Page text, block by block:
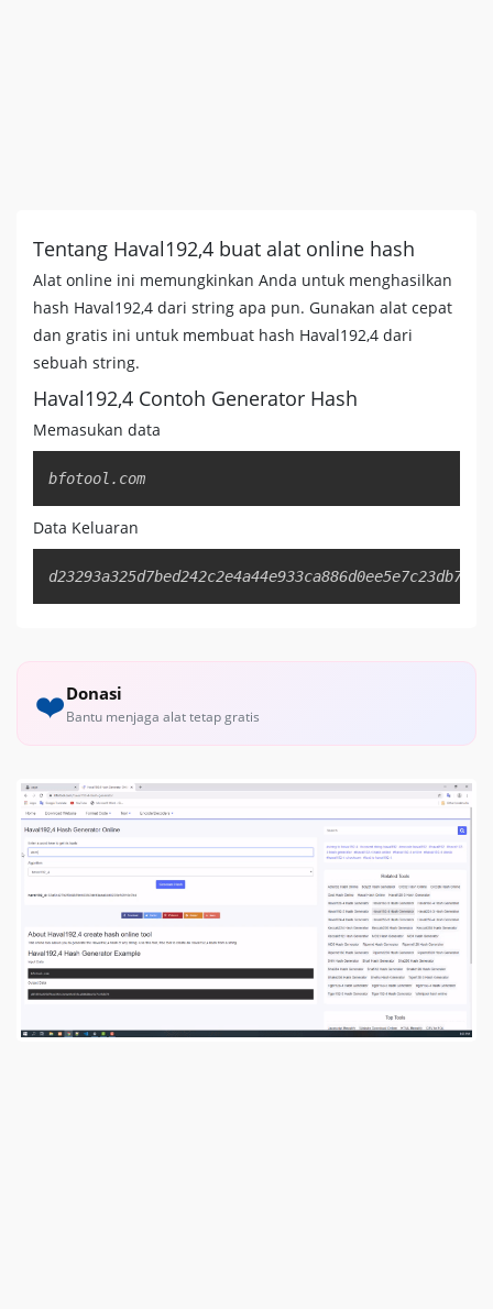
Tentang Haval192,4 buat alat online hash
Alat online ini memungkinkan Anda untuk menghasilkan
hash Haval192,4 dari string apa pun. Gunakan alat cepat
dan gratis ini untuk membuat hash Haval192,4 dari
sebuah string.
Haval192,4 Contoh Generator Hash
Memasukan data
bfotool.com
Data Keluaran
d23293a325d7bed242c2e4a44e933ca886d0ee5e7c23db76
Copy
❤️Donasi
Bantu menjaga alat tetap gratis